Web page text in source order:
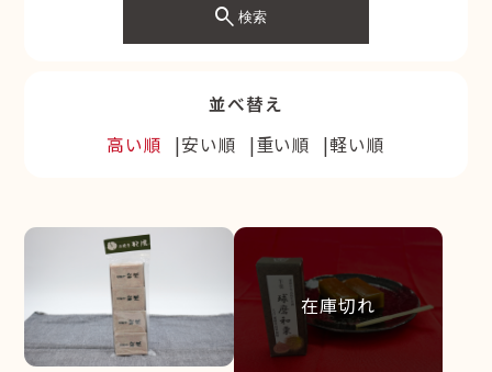
search検索
並べ替え
高い順
安い順 重い順 軽い順
在庫切れ